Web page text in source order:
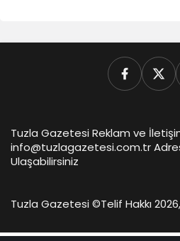
Tuzla Gazetesi Reklam ve
info@tuzlagazetesi.com.tr
Ulaşabilirsiniz
Tuzla Gazetesi ©Telif Hakkı